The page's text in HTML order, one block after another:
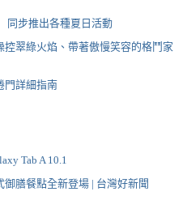
同步推出各種夏日活動
控翠綠火焰、帶著傲慢笑容的格鬥家
門詳細指南
Tab A 10.1
膳餐點全新登場 | 台灣好新聞